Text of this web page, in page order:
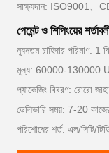
সাক্ষ্যদান: ISO9001、
পেমেন্ট ও শিপিংয়ের
ন্যূনতম চাহিদার পরিমাণ: 1
মূল্য: 60000-130000
প্যাকেজিং বিবরণ: রোরো
ডেলিভারি সময়: 7-20
পরিশোধের শর্ত: এল/সিটি/